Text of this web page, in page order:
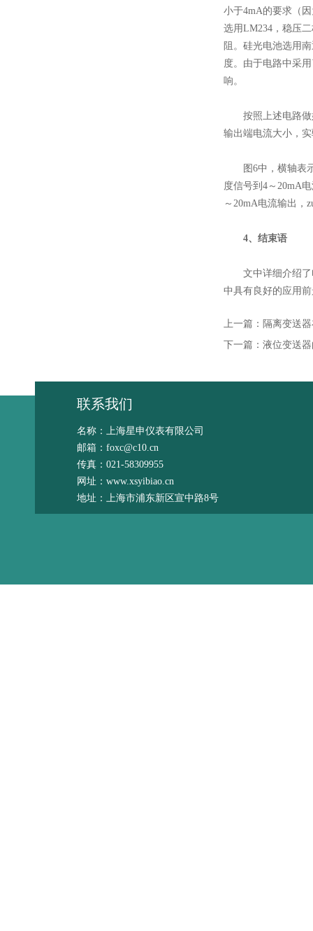
小于4mA的要求（
选用LM234，稳压
阻。硅光电池选用
度。由于电路中采
响。
按照上述电路做好
输出端电流大小，
图6中，横轴表示
度信号到4～20mA
～20mA电流输出，
4、结束语
文中详细介绍了电
中具有良好的应用
上一篇： 隔离变送
下一篇： 液位变送
联系我们
名称：上海星申仪表有限公司
邮箱：foxc@c10.cn
传真：021-58309955
网址：www.xsyibiao.cn
地址：上海市浦东新区宣中路8号